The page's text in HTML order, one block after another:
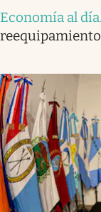
Economía al día.